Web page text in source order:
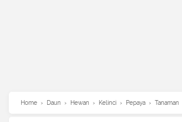
Home › Daun › Hewan › Kelinci › Pepaya › Tanaman